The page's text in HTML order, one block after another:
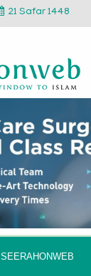
21 Safar 1448
SEERAHONWEB